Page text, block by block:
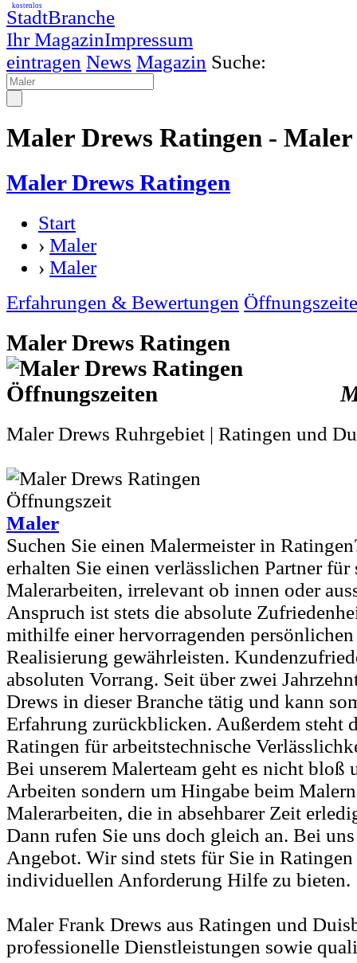
StadtBranche
Ihr MagazinImpressum
kostenlos
eintragen News Magazin Suche:
Maler Drews Ratingen - Maler
Maler Drews Ratingen
Start
› Maler
› Maler
Erfahrungen & Bewertungen
Maler Drews Ratingen
Maler Drews Ruhrgebiet | Ratingen und
Maler
Suchen Sie einen Malermeister in
erhalten Sie einen verlässlichen Partner für
Malerarbeiten, irrelevant ob innen oder
Anspruch ist stets die absolute
mithilfe einer hervorragenden
Realisierung gewährleisten.
absoluten Vorrang. Seit über zwei
Drews in dieser Branche tätig und kann
Erfahrung zurückblicken. Außerdem steht
Ratingen für arbeitstechnische
Bei unserem Malerteam geht es nicht bloß
Arbeiten sondern um Hingabe beim
Malerarbeiten, die in absehbarer Zeit
Dann rufen Sie uns doch gleich an. Bei
Angebot. Wir sind stets für Sie in
individuellen Anforderung Hilfe zu bieten.
Maler Frank Drews aus Ratingen und
professionelle Dienstleistungen sowie